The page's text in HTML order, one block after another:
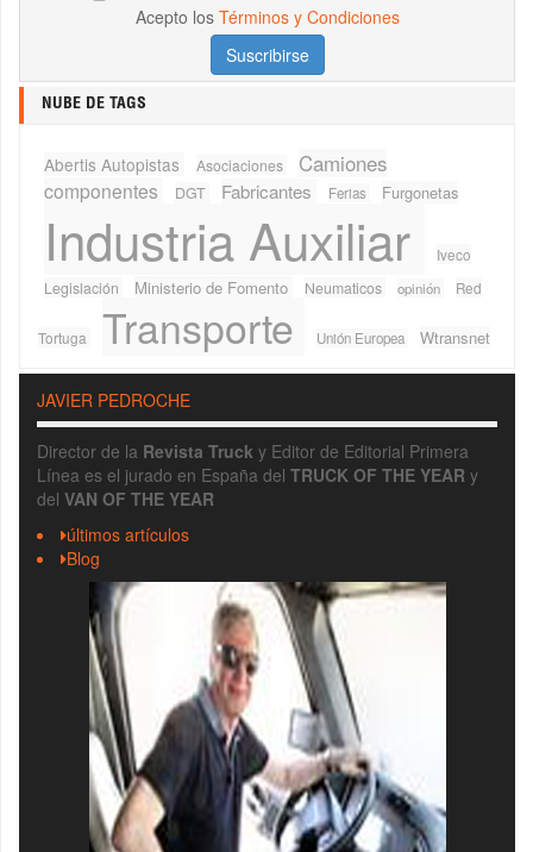
Acepto los Términos y Condiciones
NUBE DE TAGS
Abertis Autopistas Asociaciones Camiones
componentes DGT Fabricantes Ferias Furgonetas
Industria Auxiliar
Iveco
Legislación
Ministerio de Fomento Neumaticos opinión Red
Tortuga Transporte Unión Europea Wtransnet
JAVIER PEDROCHE
Director de la Revista Truck y Editor de Editorial Primera
Línea es el jurado en España del TRUCK OF THE YEAR y
del VAN OF THE YEAR
últimos artículos
Blog